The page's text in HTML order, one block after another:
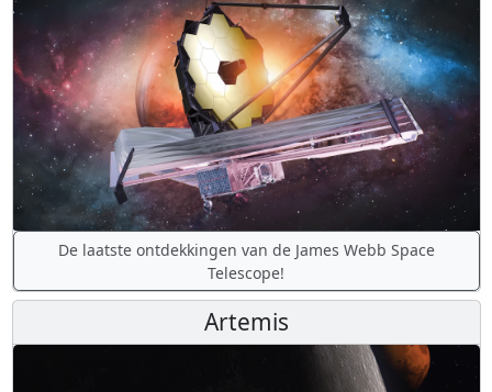
De laatste ontdekkingen van de James Webb Space
Telescope!
Artemis